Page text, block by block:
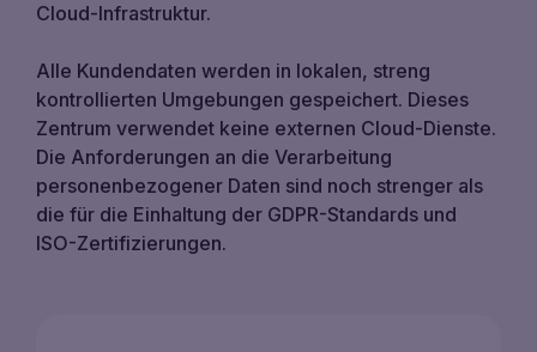
Cloud-Infrastruktur.
Alle Kundendaten werden in lokalen, streng
kontrollierten Umgebungen gespeichert. Dieses
Zentrum verwendet keine externen Cloud-Dienste.
Die Anforderungen an die Verarbeitung
personenbezogener Daten sind noch strenger als
die für die Einhaltung der GDPR-Standards und
ISO-Zertifizierungen.